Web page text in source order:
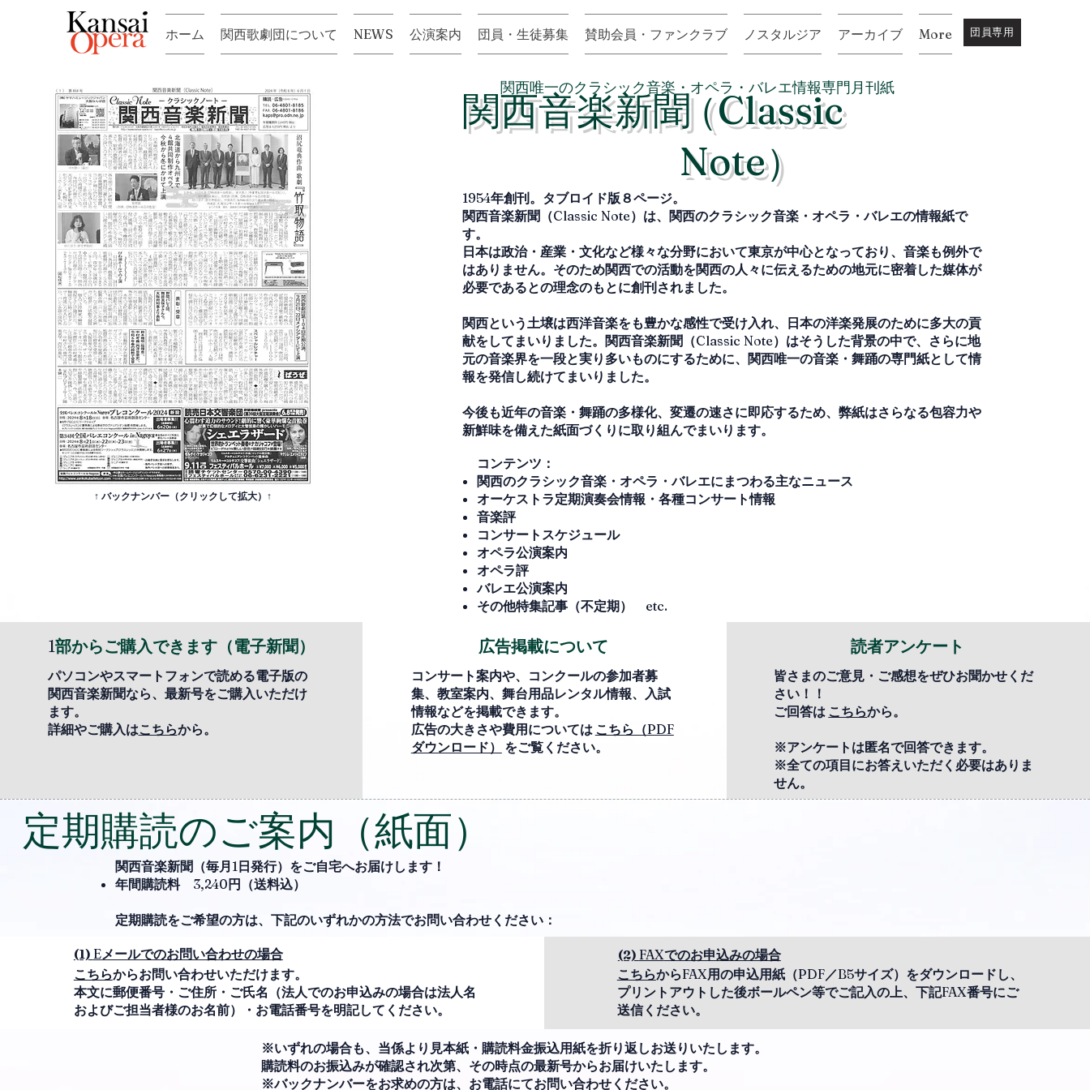
ホーム 関西歌劇団について NEWS 公演案内 団員・生徒募集 賛助会員・ファンクラブ ノスタルジア アーカイブ More 団員専用
↑ バックナンバー（クリックして拡大）↑
関西唯一のクラシック音楽・オペラ・バレエ情報専門月刊紙
関西音楽新聞（Classic
Note）
1954年創刊。タブロイド版８ページ。
関西音楽新聞（Classic Note）は、関西のクラシック音楽・オペラ・バレエの情報紙で
す。
日本は政治・産業・文化など様々な分野において東京が中心となっており、音楽も例外で
はありません。そのため関西での活動を関西の人々に伝えるための地元に密着した媒体が
必要であるとの理念のもとに創刊されました。
関西という土壌は西洋音楽をも豊かな感性で受け入れ、日本の洋楽発展のために多大の貢
献をしてまいりました。関西音楽新聞（Classic Note）はそうした背景の中で、さらに地
元の音楽界を一段と実り多いものにするために、関西唯一の音楽・舞踊の専門紙として情
報を発信し続けてまいりました。
今後も近年の音楽・舞踊の多様化、変遷の速さに即応するため、弊紙はさらなる包容力や
新鮮味を備えた紙面づくりに取り組んでまいります。
コンテンツ：
関西のクラシック音楽・オペラ・バレエにまつわる主なニュース
オーケストラ定期演奏会情報・各種コンサート情報
音楽評
コンサートスケジュール
オペラ公演案内
オペラ評
バレエ公演案内
その他特集記事（不定期） etc.
1部からご購入できます（電子新聞）
パソコンやスマートフォンで読める電子版の
関西音楽新聞なら、最新号をご購入いただけ
ます。
詳細やご購入はこちらから。
広告掲載について
コンサート案内や、コンクールの参加者募
集、教室案内、舞台用品レンタル情報、入試
情報などを掲載できます。
広告の大きさや費用については こちら（PDF
ダウンロード）
をご覧ください。
読者アンケート
皆さまのご意見・ご感想をぜひお聞かせくだ
さい！！
ご回答は こちらから。
※アンケートは匿名で回答できます。
※全ての項目にお答えいただく必要はありま
せん。
定期購読のご案内（紙面）
関西音楽新聞（毎月 1日発行）をご自宅へお届けします！
年間購読料 3,240 円（送料込）
定期購読をご希望の方は、下記のいずれかの方法でお問い合わせください：
(1) Eメールでのお問い合わせの場合
こちらからお問い合わせいただけます。
本文に郵便番号・ご住所・ご氏名（法人でのお申込みの場合は法人名
およびご担当者様のお名前）・お電話番号を明記してください。
(2) FAXでのお申込みの場合
こちらからFAX用の申込用紙（PDF／B5サイズ）をダウンロードし、
プリントアウトした後ボールペン等でご記入の上、下記FAX番号にご
送信ください。
※いずれの場合も、当係より見本紙・購読料金振込用紙を折り返しお送りいたします。
購読料のお振込みが確認され次第、その時点の最新号からお届けいたします。
※バックナンバーをお求めの方は、お電話にてお問い合わせください。